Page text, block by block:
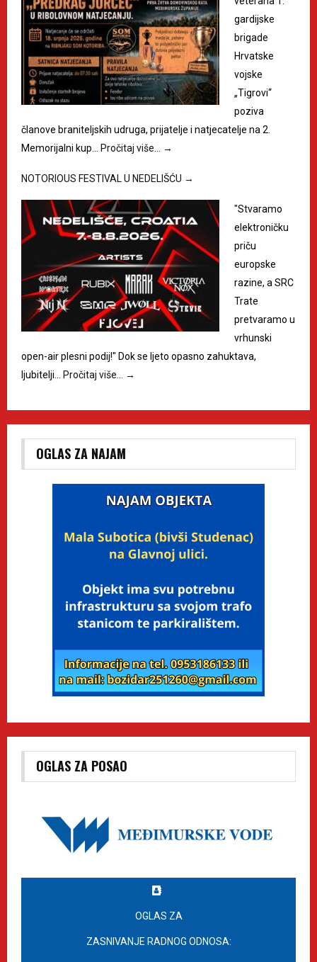
gardijske
brigade
Hrvatske
vojske
„Tigrovi“
poziva
članove braniteljskih udruga, prijatelje i natjecatelje na 2.
Memorijalni kup…
Pročitaj više… →
NOTORIOUS FESTIVAL U NEDELIŠĆU →
"Stvaramo
elektroničku
priču
europske
razine, a SRC
Trate
pretvaramo u
vrhunski
open-air plesni podij!" Dok se ljeto opasno zahuktava,
ljubitelji…
Pročitaj više… →
OGLAS ZA NAJAM
OGLAS ZA POSAO
OGLAS ZA
ZASNIVANJE RADNOG ODNOSA: